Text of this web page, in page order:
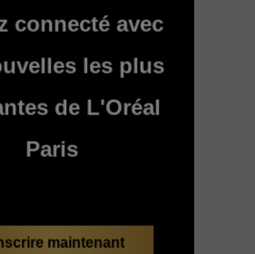
connecté avec
les plus
de L'Oréal
Paris
maintenant